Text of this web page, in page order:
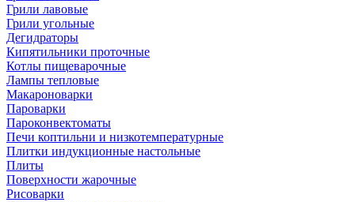
Грили лавовые
Грили угольные
Дегидраторы
Кипятильники проточные
Котлы пищеварочные
Лампы тепловые
Макароноварки
Пароварки
Пароконвектоматы
Печи коптильни и низкотемпературные
Плитки индукционные настольные
Плиты
Поверхности жарочные
Рисоварки